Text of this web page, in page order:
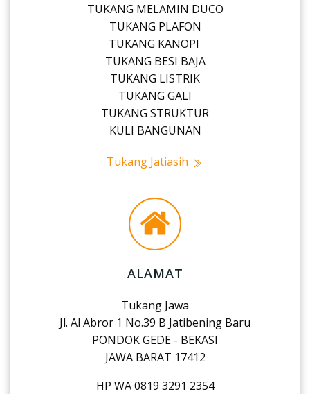
TUKANG MELAMIN DUCO
TUKANG PLAFON
TUKANG KANOPI
TUKANG BESI BAJA
TUKANG LISTRIK
TUKANG GALI
TUKANG STRUKTUR
KULI BANGUNAN
Tukang Jatiasih
ALAMAT
Tukang Jawa
Jl. Al Abror 1 No.39 B Jatibening Baru
PONDOK GEDE - BEKASI
JAWA BARAT 17412
HP WA 0819 3291 2354